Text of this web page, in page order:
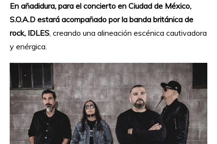
En añadidura, para el concierto en Ciudad de México,
S.O.A.D estará acompañado por la banda británica de
rock, IDLES , creando una alineación escénica cautivadora
y enérgica.